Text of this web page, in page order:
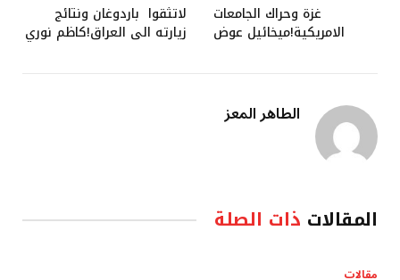
غزة وحراك الجامعات
الامريكية!ميخائيل عوض
لاتثقوا باردوغان ونتائج
زيارته الى العراق!كاظم نوري
الطاهر المعز
المقالات ذات الصلة
مقالات